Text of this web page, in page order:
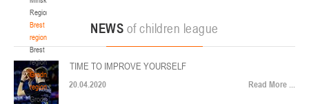
Region
Brest
region
Brest
region
Grodno
region
Grodno
ул. Ленинградская, 4
Минск
Финал четырех – юноши 2014-2015 гг.р., Дивизион 2, 22-24 апреля 2026 г., г.
Минск, ул. Стадионная, 3
NEWS of children league
TIME TO IMPROVE YOURSELF
20.04.2020 Read More ...